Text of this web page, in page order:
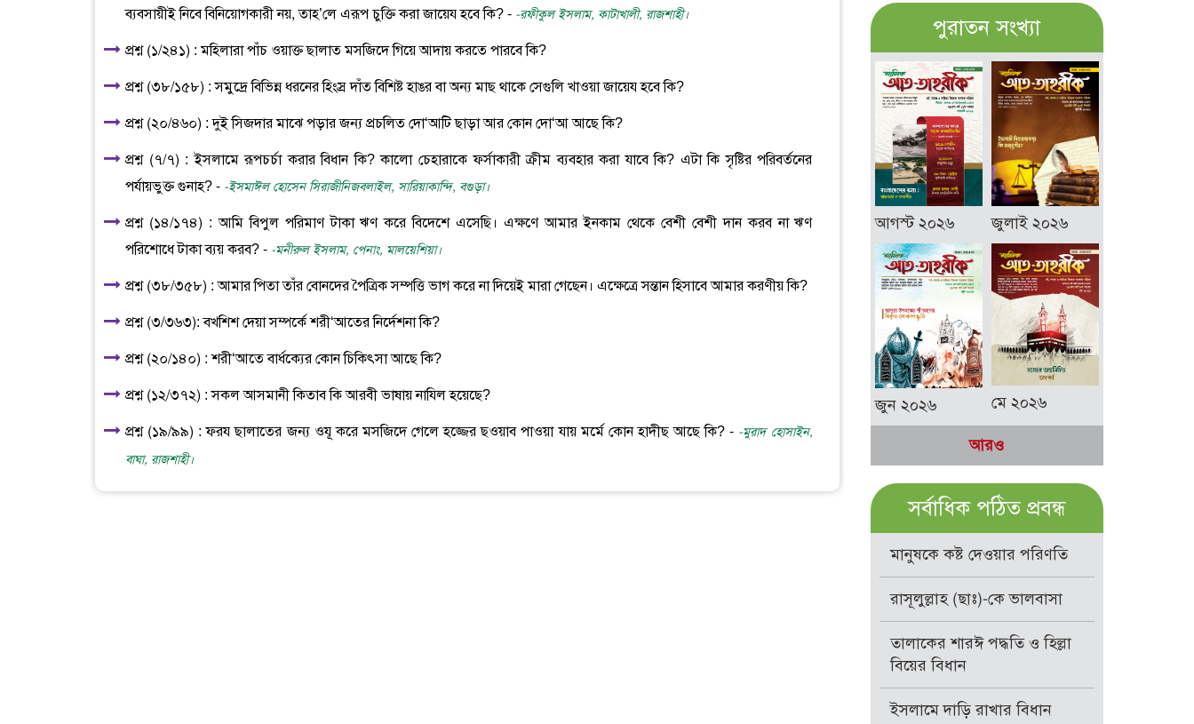
ব্যবসায়ীই নিবে বিনিয়োগকারী নয়, তাহ’লে এরূপ চুক্তি করা জায়েয হবে কি? - -রফীকুল ইসলাম, কাটাখালী, রাজশাহী।
প্রশ্ন (১/২৪১) : মহিলারা পাঁচ ওয়াক্ত ছালাত মসজিদে গিয়ে আদায় করতে পারবে কি?
প্রশ্ন (৩৮/১৫৮) : সমুদ্রে বিভিন্ন ধরনের হিংস্র দাঁত বিশিষ্ট হাঙর বা অন্য মাছ থাকে সেগুলি খাওয়া জায়েয হবে কি?
প্রশ্ন (২০/৪৬০) : দুই সিজদার মাঝে পড়ার জন্য প্রচলিত দো‘আটি ছাড়া আর কোন দো‘আ আছে কি?
প্রশ্ন (৭/৭) : ইসলামে রূপচর্চা করার বিধান কি? কালো চেহারাকে ফর্সাকারী ক্রীম ব্যবহার করা যাবে কি? এটা কি সৃষ্টির পরিবর্তনের
পর্যায়ভুক্ত গুনাহ? - -ইসমাঈল হোসেন সিরাজীনিজবলাইল, সারিয়াকান্দি, বগুড়া।
প্রশ্ন (১৪/১৭৪) : আমি বিপুল পরিমাণ টাকা ঋণ করে বিদেশে এসেছি। এক্ষণে আমার ইনকাম থেকে বেশী বেশী দান করব না ঋণ
পরিশোধে টাকা ব্যয় করব? - -মনীরুল ইসলাম, পেনাং, মালয়েশিয়া।
প্রশ্ন (৩৮/৩৫৮) : আমার পিতা তাঁর বোনদের পৈত্রিক সম্পত্তি ভাগ করে না দিয়েই মারা গেছেন। এক্ষেত্রে সন্তান হিসাবে আমার করণীয় কি?
প্রশ্ন (৩/৩৬৩): বখশিশ দেয়া সম্পর্কে শরী‘আতের নির্দেশনা কি?
প্রশ্ন (২০/১৪০) : শরী‘আতে বার্ধক্যের কোন চিকিৎসা আছে কি?
প্রশ্ন (১২/৩৭২) : সকল আসমানী কিতাব কি আরবী ভাষায় নাযিল হয়েছে?
প্রশ্ন (১৯/৯৯) : ফরয ছালাতের জন্য ওযূ করে মসজিদে গেলে হজ্জের ছওয়াব পাওয়া যায় মর্মে কোন হাদীছ আছে কি? - -মুরাদ হোসাইন,
বাঘা, রাজশাহী।
পুরাতন সংখ্যা
আগস্ট ২০২৬ জুলাই ২০২৬
জুন ২০২৬ মে ২০২৬
আরও
সর্বাধিক পঠিত প্রবন্ধ
মানুষকে কষ্ট দেওয়ার পরিণতি
রাসূলুল্লাহ (ছাঃ)-কে ভালবাসা
তালাকের শারঈ পদ্ধতি ও হিল্লা
বিয়ের বিধান
ইসলামে দাড়ি রাখার বিধান